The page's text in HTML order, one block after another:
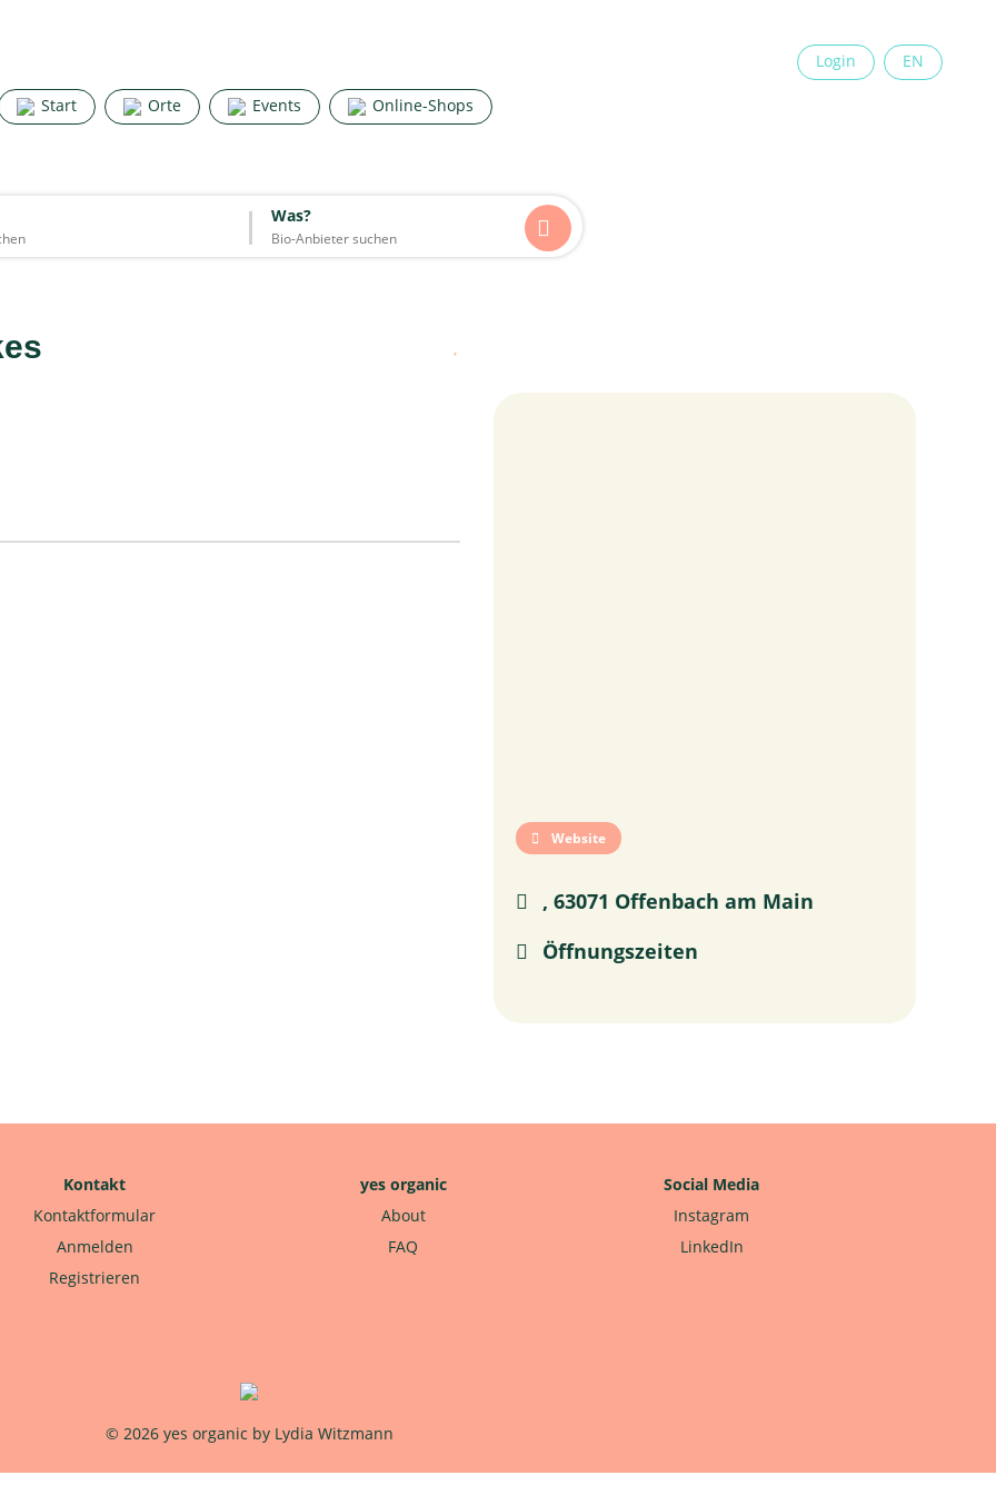
Start Orte Events Online-Shops
Login EN
Was?
×
Start Orte Events Online-Shops
Was?
Website
, 63071 Offenbach am Main
Öffnungszeiten
Kontakt
Kontaktformular
Anmelden
Registrieren
yes organic
About
FAQ
Social Media
Instagram
LinkedIn
© 2026 yes organic by Lydia Witzmann